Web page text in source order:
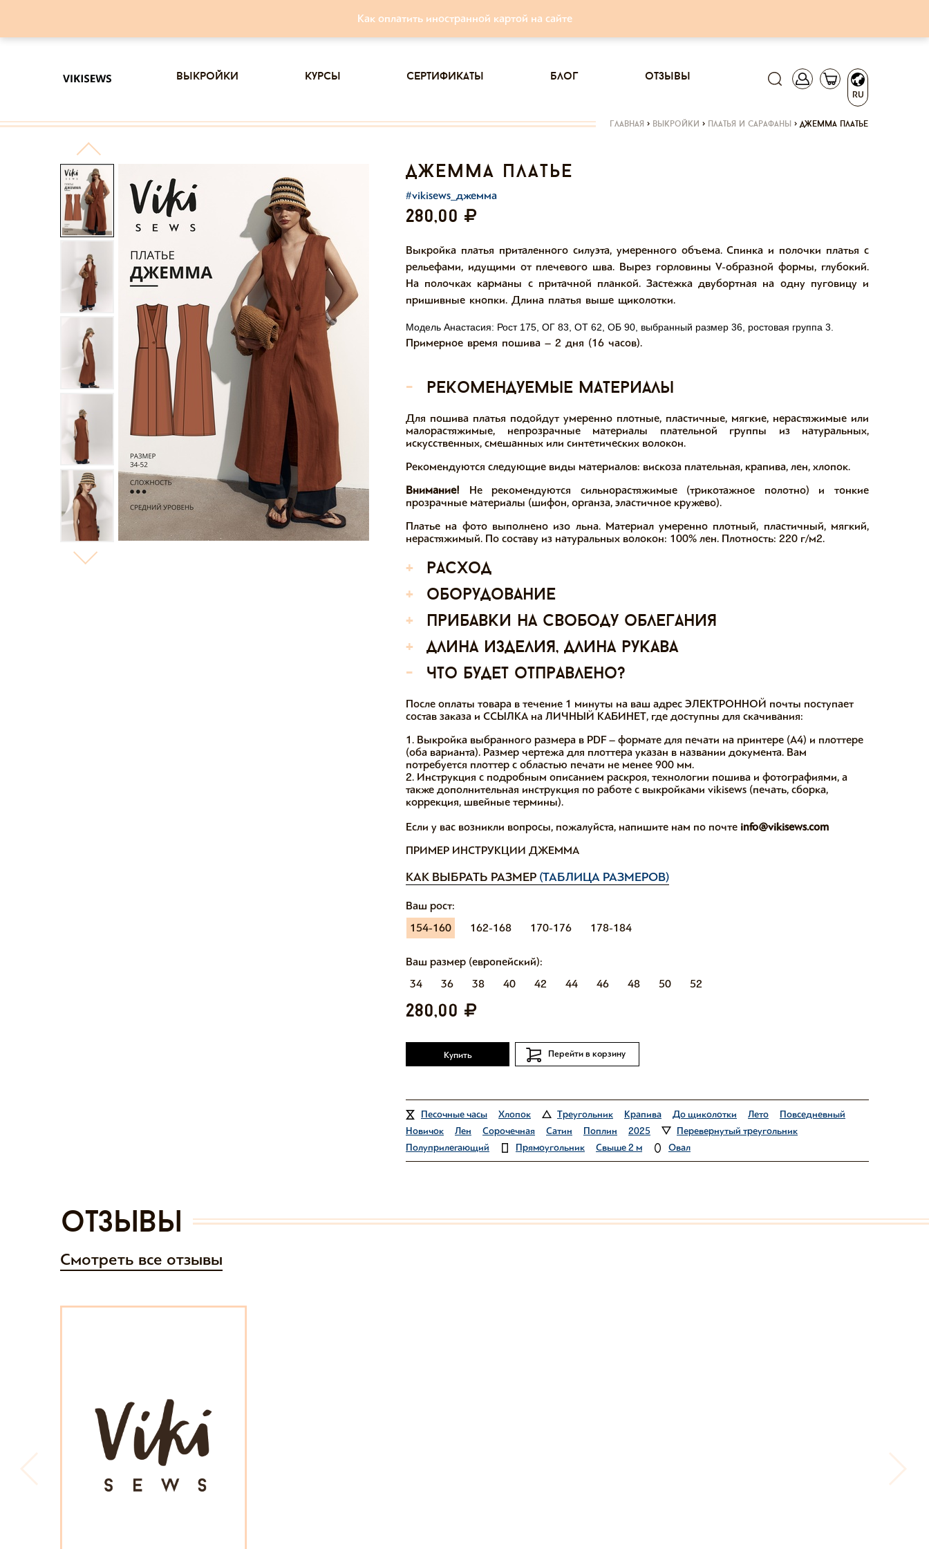
Как оплатить иностранной картой на сайте
RU
выкройки курсы сертификаты блог отзывы
главная > выкройки > платья и сарафаны > джемма платье
джемма платье
#vikisews_джемма
280,00
Выкройка платья приталенного силуэта, умеренного объема. Спинка и полочки платья с
рельефами, идущими от плечевого шва. Вырез горловины V-образной формы, глубокий.
На полочках карманы с притачной планкой. Застежка двубортная на одну пуговицу и
пришивные кнопки. Длина платья выше щиколотки.
Модель Анастасия: Рост 175, ОГ 83, ОТ 62, ОБ 90, выбранный размер 36, ростовая группа 3.
Примерное время пошива – 2 дня (16 часов).
- рекомендуемые материалы
Для пошива платья подойдут умеренно плотные, пластичные, мягкие, нерастяжимые или
малорастяжимые, непрозрачные материалы плательной группы из натуральных,
искусственных, смешанных или синтетических волокон.
Рекомендуются следующие виды материалов: вискоза плательная, крапива, лен, хлопок.
Внимание! Не рекомендуются сильнорастяжимые (трикотажное полотно) и тонкие
прозрачные материалы (шифон, органза, эластичное кружево).
Платье на фото выполнено изо льна. Материал умеренно плотный, пластичный, мягкий,
нерастяжимый. По составу из натуральных волокон: 100% лен. Плотность: 220 г/м2.
+
расход
+
оборудование
+
прибавки на свободу облегания
+
длина изделия, длина рукава
-
что будет отправлено?
После оплаты товара в течение 1 минуты на ваш адрес ЭЛЕКТРОННОЙ почты поступает
состав заказа и ССЫЛКА на ЛИЧНЫЙ КАБИНЕТ, где доступны для скачивания:
1. Выкройка выбранного размера в PDF – формате для печати на принтере (А4) и плоттере
(оба варианта). Размер чертежа для плоттера указан в названии документа. Вам
потребуется плоттер с областью печати не менее 900 мм.
2. Инструкция с подробным описанием раскроя, технологии пошива и фотографиями, а
также дополнительная инструкция по работе с выкройками vikisews (печать, сборка,
коррекция, швейные термины).
Если у вас возникли вопросы, пожалуйста, напишите нам по почте info@vikisews.com
ПРИМЕР ИНСТРУКЦИИ ДЖЕММА
КАК ВЫБРАТЬ РАЗМЕР (ТАБЛИЦА РАЗМЕРОВ)
Ваш рост:
154-160
162-168 170-176 178-184
Ваш размер (европейский):
34
36 38 40 42 44 46 48 50 52
280,00
Купить Перейти в корзину
Песочные часы Хлопок Треугольник Крапива До щиколотки Лето
Повседневный
Новичок
Лен Сорочечная Сатин Поплин 2025
Перевернутый треугольник
Полуприлегающий
Прямоугольник Свыше 2 м Овал
отзывы
Смотреть все отзывы